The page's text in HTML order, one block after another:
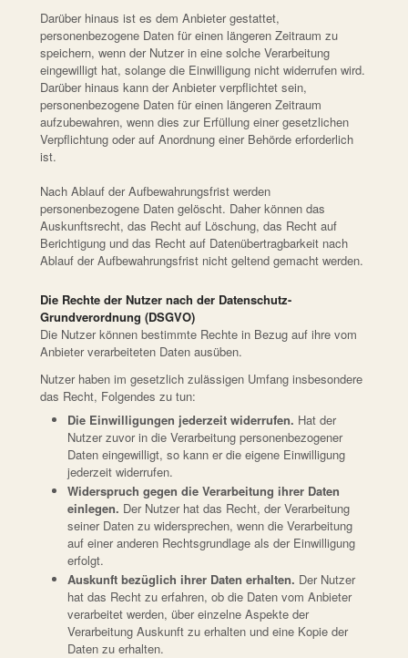
Darüber hinaus ist es dem Anbieter gestattet,
personenbezogene Daten für einen längeren Zeitraum zu
speichern, wenn der Nutzer in eine solche Verarbeitung
eingewilligt hat, solange die Einwilligung nicht widerrufen wird.
Darüber hinaus kann der Anbieter verpflichtet sein,
personenbezogene Daten für einen längeren Zeitraum
aufzubewahren, wenn dies zur Erfüllung einer gesetzlichen
Verpflichtung oder auf Anordnung einer Behörde erforderlich
ist.
Nach Ablauf der Aufbewahrungsfrist werden
personenbezogene Daten gelöscht. Daher können das
Auskunftsrecht, das Recht auf Löschung, das Recht auf
Berichtigung und das Recht auf Datenübertragbarkeit nach
Ablauf der Aufbewahrungsfrist nicht geltend gemacht werden.
Die Rechte der Nutzer nach der Datenschutz-
Grundverordnung (DSGVO)
Die Nutzer können bestimmte Rechte in Bezug auf ihre vom
Anbieter verarbeiteten Daten ausüben.
Nutzer haben im gesetzlich zulässigen Umfang insbesondere
das Recht, Folgendes zu tun:
Die Einwilligungen jederzeit widerrufen. Hat der
Nutzer zuvor in die Verarbeitung personenbezogener
Daten eingewilligt, so kann er die eigene Einwilligung
jederzeit widerrufen.
Widerspruch gegen die Verarbeitung ihrer Daten
einlegen. Der Nutzer hat das Recht, der Verarbeitung
seiner Daten zu widersprechen, wenn die Verarbeitung
auf einer anderen Rechtsgrundlage als der Einwilligung
erfolgt.
Auskunft bezüglich ihrer Daten erhalten. Der Nutzer
hat das Recht zu erfahren, ob die Daten vom Anbieter
verarbeitet werden, über einzelne Aspekte der
Verarbeitung Auskunft zu erhalten und eine Kopie der
Daten zu erhalten.